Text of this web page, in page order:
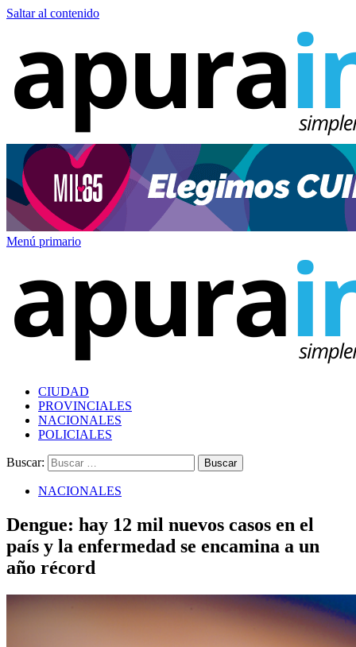
Saltar al contenido
Menú primario
CIUDAD
PROVINCIALES
NACIONALES
POLICIALES
Buscar:
NACIONALES
Dengue: hay 12 mil nuevos casos en el
país y la enfermedad se encamina a un
año récord